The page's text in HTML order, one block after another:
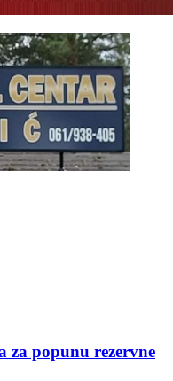
za popunu rezervne